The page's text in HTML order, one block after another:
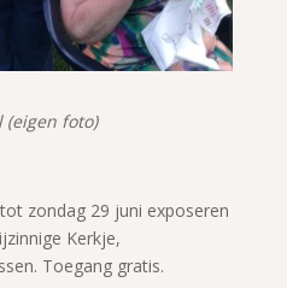
(eigen foto)
zondag 29 juni exposeren
Kerkje,
Toegang gratis.